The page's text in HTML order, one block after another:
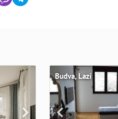
Budva, Lazi